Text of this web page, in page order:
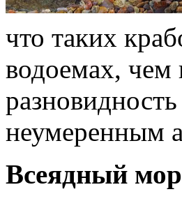
что таких
водоемах, чем
неумеренным
Всеядный